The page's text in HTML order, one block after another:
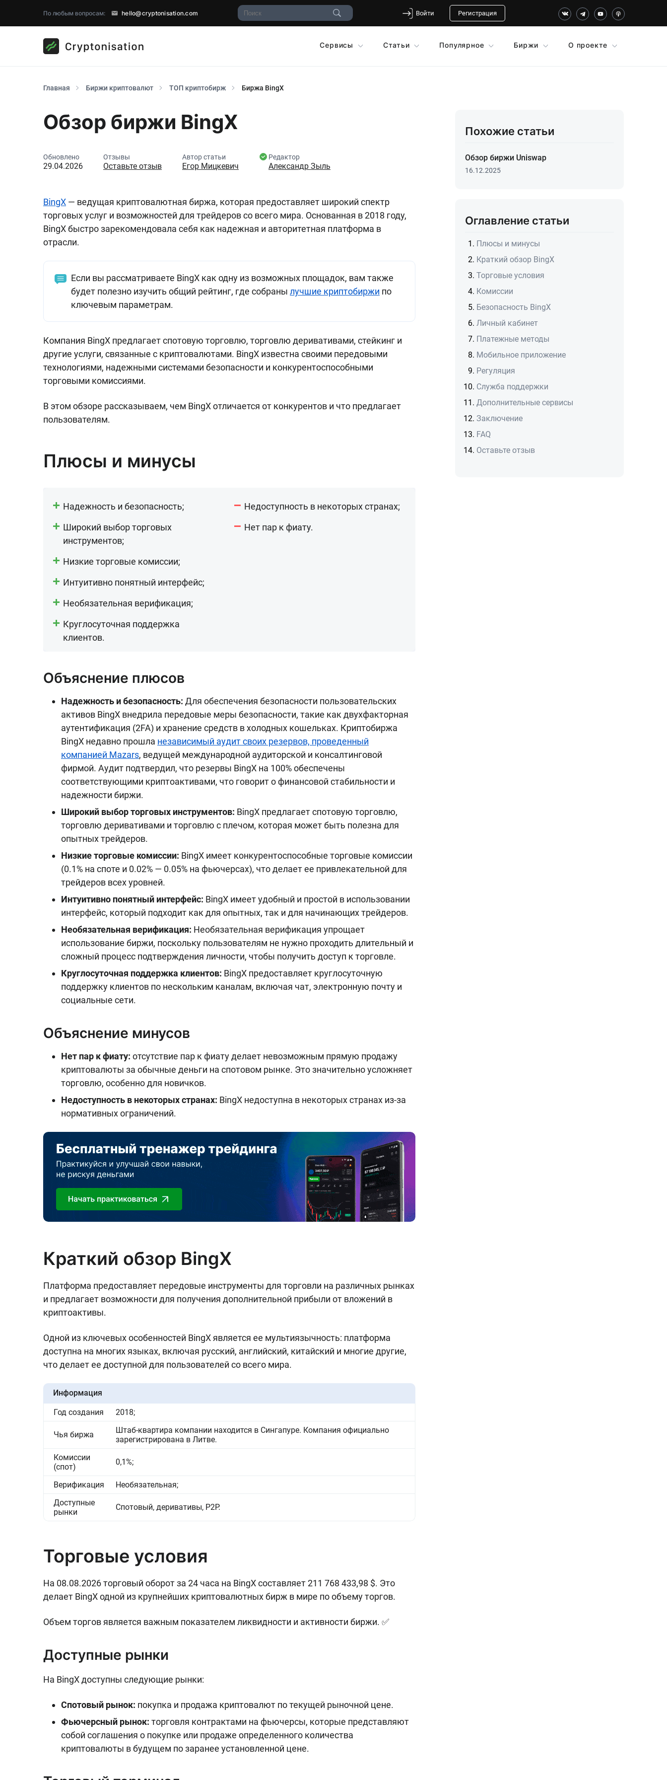
По любым вопросам: hello@cryptonisation.com Войти Регистрация
Сервисы Статьи Популярное Биржи О проекте
Главная Биржи криптовалют ТОП криптобирж Биржа BingX
Обзор биржи BingX
Обновлено
29.04.2026
Отзывы
Оставьте отзыв
Автор статьи
Егор Мицкевич
Редактор
Александр Зыль
BingX — ведущая криптовалютная биржа, которая предоставляет широкий спектр
торговых услуг и возможностей для трейдеров со всего мира. Основанная в 2018 году,
BingX быстро зарекомендовала себя как надежная и авторитетная платформа в
отрасли.
Если вы рассматриваете BingX как одну из возможных площадок, вам также
будет полезно изучить общий рейтинг, где собраны лучшие криптобиржи по
ключевым параметрам.
Компания BingX предлагает спотовую торговлю, торговлю деривативами, стейкинг и
другие услуги, связанные с криптовалютами. BingX известна своими передовыми
технологиями, надежными системами безопасности и конкурентоспособными
торговыми комиссиями.
В этом обзоре рассказываем, чем BingX отличается от конкурентов и что предлагает
пользователям.
Плюсы и минусы
Надежность и безопасность;
Широкий выбор торговых
инструментов;
Низкие торговые комиссии;
Интуитивно понятный интерфейс;
Необязательная верификация;
Круглосуточная поддержка
клиентов.
Недоступность в некоторых странах;
Нет пар к фиату.
Объяснение плюсов
Надежность и безопасность: Для обеспечения безопасности пользовательских
активов BingX внедрила передовые меры безопасности, такие как двухфакторная
аутентификация (2FA) и хранение средств в холодных кошельках. Криптобиржа
BingX недавно прошла независимый аудит своих резервов, проведенный
компанией Mazars, ведущей международной аудиторской и консалтинговой
фирмой. Аудит подтвердил, что резервы BingX на 100% обеспечены
соответствующими криптоактивами, что говорит о финансовой стабильности и
надежности биржи.
Широкий выбор торговых инструментов: BingX предлагает спотовую торговлю,
торговлю деривативами и торговлю с плечом, которая может быть полезна для
опытных трейдеров.
Низкие торговые комиссии: BingX имеет конкурентоспособные торговые комиссии
(0.1% на споте и 0.02% — 0.05% на фьючерсах), что делает ее привлекательной для
трейдеров всех уровней.
Интуитивно понятный интерфейс: BingX имеет удобный и простой в использовании
интерфейс, который подходит как для опытных, так и для начинающих трейдеров.
Необязательная верификация: Необязательная верификация упрощает
использование биржи, поскольку пользователям не нужно проходить длительный и
сложный процесс подтверждения личности, чтобы получить доступ к торговле.
Круглосуточная поддержка клиентов: BingX предоставляет круглосуточную
поддержку клиентов по нескольким каналам, включая чат, электронную почту и
социальные сети.
Объяснение минусов
Нет пар к фиату: отсутствие пар к фиату делает невозможным прямую продажу
криптовалюты за обычные деньги на спотовом рынке. Это значительно усложняет
торговлю, особенно для новичков.
Недоступность в некоторых странах: BingX недоступна в некоторых странах из-за
нормативных ограничений.
Краткий обзор BingX
Платформа предоставляет передовые инструменты для торговли на различных рынках
и предлагает возможности для получения дополнительной прибыли от вложений в
криптоактивы.
Одной из ключевых особенностей BingX является ее мультиязычность: платформа
доступна на многих языках, включая русский, английский, китайский и многие другие,
что делает ее доступной для пользователей со всего мира.
Информация
Год создания 2018;
Чья биржа
Штаб-квартира компании находится в Сингапуре. Компания официально
зарегистрирована в Литве.
Комиссии
(спот)
0,1%;
Верификация
Необязательная;
Доступные
рынки
Спотовый, деривативы, P2P.
Торговые условия
На 08.08.2026 торговый оборот за 24 часа на BingX составляет 211 768 433,98 $. Это
делает BingX одной из крупнейших криптовалютных бирж в мире по объему торгов.
Объем торгов является важным показателем ликвидности и активности биржи. ✅
Доступные рынки
На BingX доступны следующие рынки:
Спотовый рынок: покупка и продажа криптовалют по текущей рыночной цене.
Фьючерсный рынок: торговля контрактами на фьючерсы, которые представляют
собой соглашения о покупке или продаже определенного количества
криптовалюты в будущем по заранее установленной цене.
Похожие статьи
Обзор биржи Uniswap
16.12.2025
Оглавление статьи
Плюсы и минусы
Краткий обзор BingX
Торговые условия
Комиссии
Безопасность BingX
Личный кабинет
Платежные методы
Мобильное приложение
Регуляция
Служба поддержки
Дополнительные сервисы
Заключение
FAQ
Оставьте отзыв